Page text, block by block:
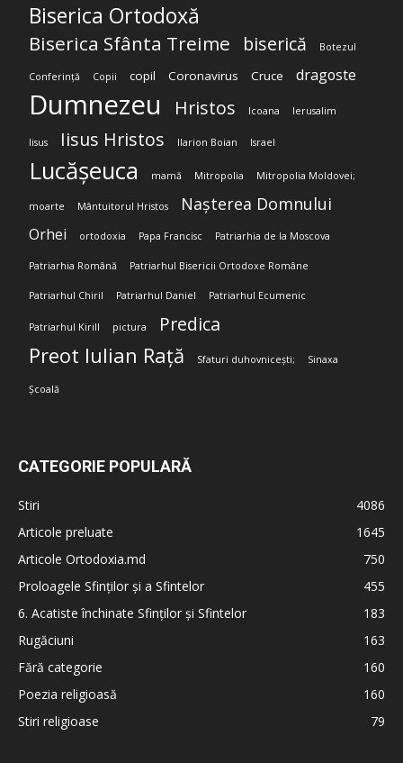
Biserica Ortodoxă
Biserica Sfânta Treime biserică Botezul
Conferință Copii copil Coronavirus Cruce dragoste
Dumnezeu Hristos Icoana Ierusalim
Iisus Iisus Hristos Ilarion Boian Israel
Lucășeuca mamă Mitropolia Mitropolia Moldovei;
moarte Mântuitorul Hristos Nașterea Domnului
Orhei ortodoxia Papa Francisc Patriarhia de la Moscova
Patriarhia Română Patriarhul Bisericii Ortodoxe Române
Patriarhul Chiril Patriarhul Daniel Patriarhul Ecumenic
Patriarhul Kirill pictura Predica
Preot Iulian Rață Sfaturi duhovnicești; Sinaxa
Școală
CATEGORIE POPULARĂ
Stiri
4086
Articole preluate
1645
Articole Ortodoxia.md
750
Proloagele Sfinților și a Sfintelor
455
6. Acatiste închinate Sfinților și Sfintelor
183
Rugăciuni
163
Fără categorie
160
Poezia religioasă
160
Stiri religioase
79